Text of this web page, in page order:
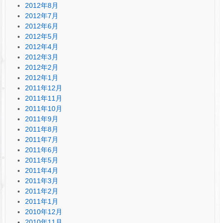
2012年8月
2012年7月
2012年6月
2012年5月
2012年4月
2012年3月
2012年2月
2012年1月
2011年12月
2011年11月
2011年10月
2011年9月
2011年8月
2011年7月
2011年6月
2011年5月
2011年4月
2011年3月
2011年2月
2011年1月
2010年12月